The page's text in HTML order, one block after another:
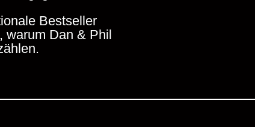
Bestseller
warum Dan & Phil